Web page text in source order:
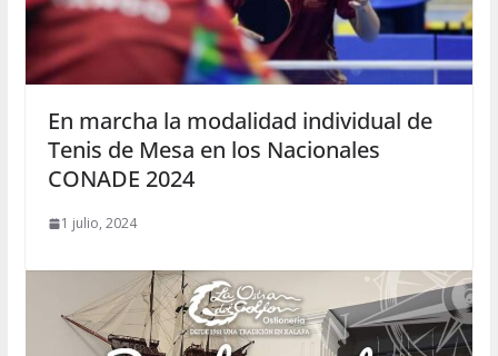
En marcha la modalidad individual de
Tenis de Mesa en los Nacionales
CONADE 2024
1 julio, 2024